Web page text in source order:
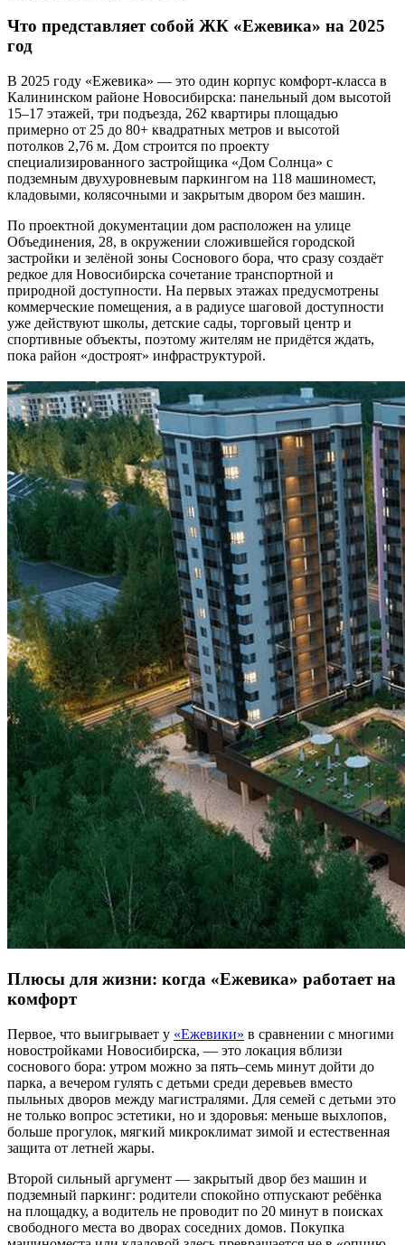
Что представляет собой ЖК «Ежевика» на 2025
год
В 2025 году «Ежевика» — это один корпус комфорт-класса в
Калининском районе Новосибирска: панельный дом высотой
15–17 этажей, три подъезда, 262 квартиры площадью
примерно от 25 до 80+ квадратных метров и высотой
потолков 2,76 м. Дом строится по проекту
специализированного застройщика «Дом Солнца» с
подземным двухуровневым паркингом на 118 машиномест,
кладовыми, колясочными и закрытым двором без машин.
По проектной документации дом расположен на улице
Объединения, 28, в окружении сложившейся городской
застройки и зелёной зоны Соснового бора, что сразу создаёт
редкое для Новосибирска сочетание транспортной и
природной доступности. На первых этажах предусмотрены
коммерческие помещения, а в радиусе шаговой доступности
уже действуют школы, детские сады, торговый центр и
спортивные объекты, поэтому жителям не придётся ждать,
пока район «достроят» инфраструктурой.
Плюсы для жизни: когда «Ежевика» работает на
комфорт
Первое, что выигрывает у «Ежевики» в сравнении с многими
новостройками Новосибирска, — это локация вблизи
соснового бора: утром можно за пять–семь минут дойти до
парка, а вечером гулять с детьми среди деревьев вместо
пыльных дворов между магистралями. Для семей с детьми это
не только вопрос эстетики, но и здоровья: меньше выхлопов,
больше прогулок, мягкий микроклимат зимой и естественная
защита от летней жары.
Второй сильный аргумент — закрытый двор без машин и
подземный паркинг: родители спокойно отпускают ребёнка
на площадку, а водитель не проводит по 20 минут в поисках
свободного места во дворах соседних домов. Покупка